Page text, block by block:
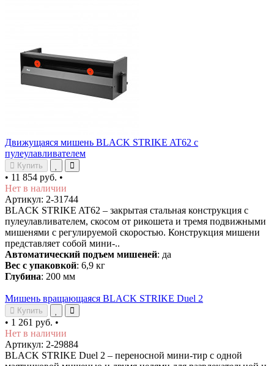
Движущаяся мишень BLACK STRIKE AT62 с
пулеулавливателем
Купить
• 11 854 руб. •
Нет в наличии
Артикул: 2-31744
BLACK STRIKE AT62 – закрытая стальная конструкция с
пулеулавливателем, скосом от рикошета и тремя подвижными
мишенями с регулируемой скоростью. Конструкция мишени
представляет собой мини-..
Автоматический подъем мишеней: да
Вес с упаковкой: 6,9 кг
Глубина: 200 мм
Мишень вращающаяся BLACK STRIKE Duel 2
Купить
• 1 261 руб. •
Нет в наличии
Артикул: 2-29884
BLACK STRIKE Duel 2 – переносной мини-тир с одной